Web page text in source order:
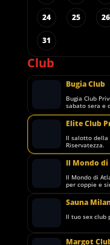
24 25 26
31
Club
Bugia Club
Bugia Club
sabato sera e
Elite Club
Il salotto della
Riservatezza.
Il Mondo
Il Mondo di
per coppie e
Sauna
Il tuo sex club
Margot